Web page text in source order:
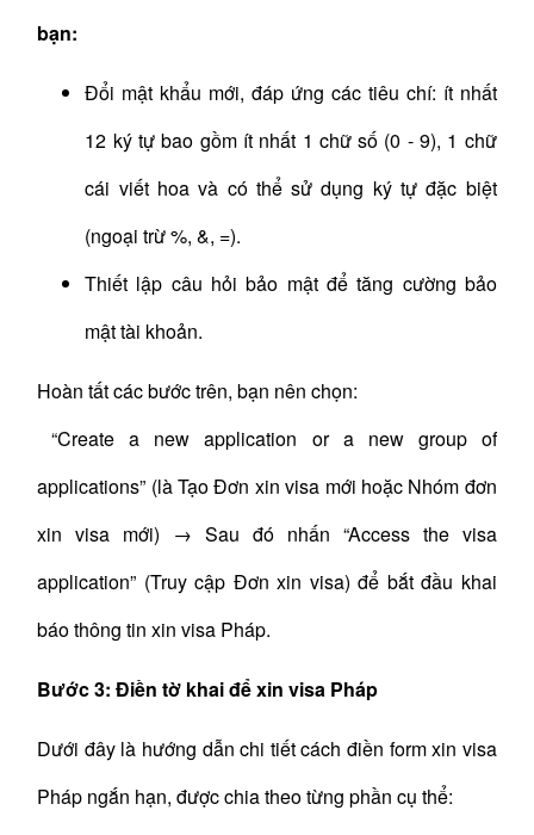
bạn:
Đổi mật khẩu mới, đáp ứng các tiêu chí: ít nhất
12 ký tự bao gồm ít nhất 1 chữ số (0 - 9), 1 chữ
cái viết hoa và có thể sử dụng ký tự đặc biệt
(ngoại trừ %, &, =).
Thiết lập câu hỏi bảo mật để tăng cường bảo
mật tài khoản.
Hoàn tất các bước trên, bạn nên chọn:
“Create a new application or a new group of
applications” (là Tạo Đơn xin visa mới hoặc Nhóm đơn
xin visa mới) → Sau đó nhấn “Access the visa
application” (Truy cập Đơn xin visa) để bắt đầu khai
báo thông tin xin visa Pháp.
Bước 3: Điền tờ khai để xin visa Pháp
Dưới đây là hướng dẫn chi tiết cách điền form xin visa
Pháp ngắn hạn, được chia theo từng phần cụ thể: